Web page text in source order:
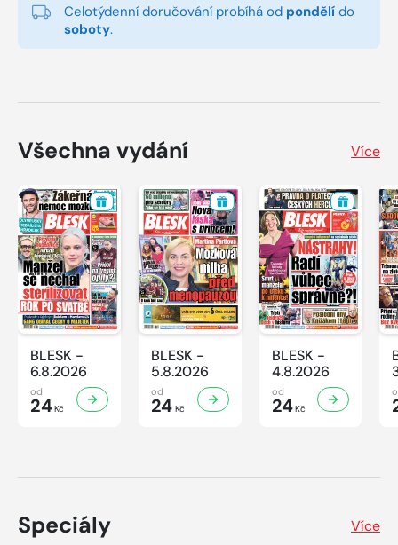
Celotýdenní doručování probíhá od pondělí do
soboty.
Všechna vydání Více
BLESK -
6.8.2026
od
24Kč
BLESK -
5.8.2026
od
24Kč
BLESK -
4.8.2026
od
24Kč
Speciály Více